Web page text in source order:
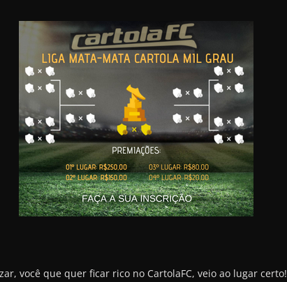
você que quer ficar rico no CartolaFC, veio ao lugar certo!